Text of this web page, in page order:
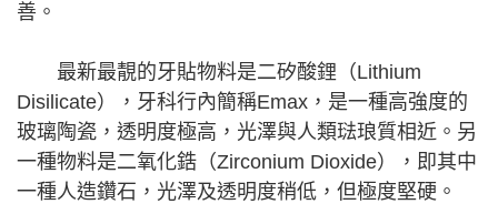
善。
最新最靚的牙貼物料是二矽酸鋰（Lithium
Disilicate），牙科行內簡稱Emax，是一種高強度的
玻璃陶瓷，透明度極高，光澤與人類琺琅質相近。另
一種物料是二氧化鋯（Zirconium Dioxide），即其中
一種人造鑽石，光澤及透明度稍低，但極度堅硬。